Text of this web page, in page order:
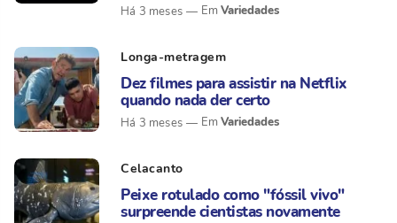
Há 3 meses Variedades
Longa-metragem
Dez filmes para assistir na Netflix
quando nada der certo
Há 3 meses Variedades
Celacanto
Peixe rotulado como "fóssil vivo"
surpreende cientistas novamente